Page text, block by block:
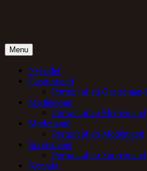
Gentlemand
Menu
Nyheder
Gastromand
Portræt af en Gastromand
Mediemand
Portræt af en Mediemand
Modemand
Portræt af en Modemand
Sportsmand
Portræt af en Sportsmand
Kontakt